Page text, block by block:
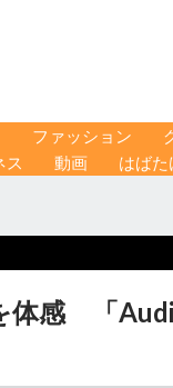
ファッション
ス 動画 はばた
体感 「